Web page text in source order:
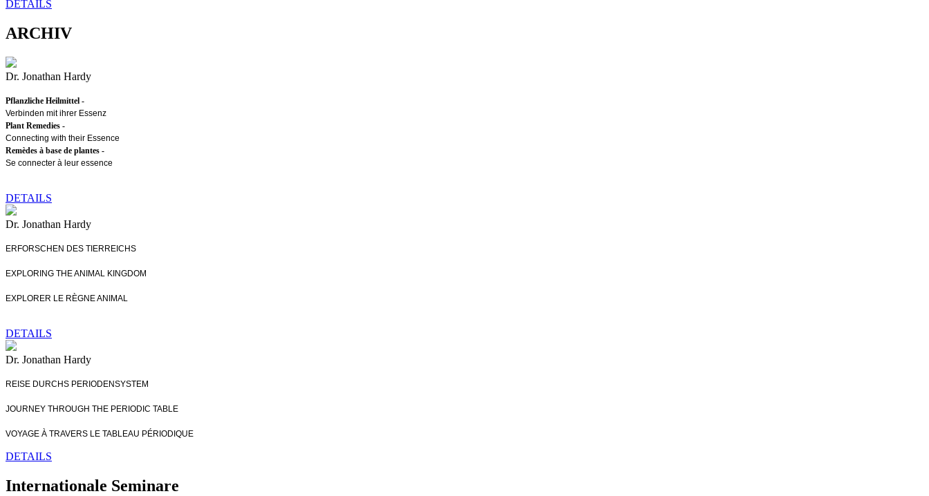
DETAILS
ARCHIV
Dr. Jonathan Hardy
Pflanzliche Heilmittel -
Verbinden mit ihrer Essenz
Plant Remedies -
Connecting with their Essence
Remèdes à base de plantes -
Se connecter à leur essence
DETAILS
Dr. Jonathan Hardy
ERFORSCHEN DES TIERREICHS
EXPLORING THE ANIMAL KINGDOM
EXPLORER LE RÈGNE ANIMAL
DETAILS
Dr. Jonathan Hardy
REISE DURCHS PERIODENSYSTEM
JOURNEY THROUGH THE PERIODIC TABLE
VOYAGE À TRAVERS LE TABLEAU PÉRIODIQUE
DETAILS
Internationale Seminare